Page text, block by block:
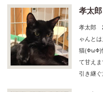
孝太郎
ゃんと
猫(ΦωΦ)
て甘え
引き継